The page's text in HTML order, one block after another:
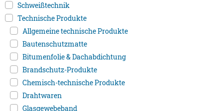
Schweißtechnik
Technische Produkte
Allgemeine technische Produkte
Bautenschutzmatte
Bitumenfolie & Dachabdichtung
Brandschutz-Produkte
Chemisch-technische Produkte
Drahtwaren
Glasgewebeband